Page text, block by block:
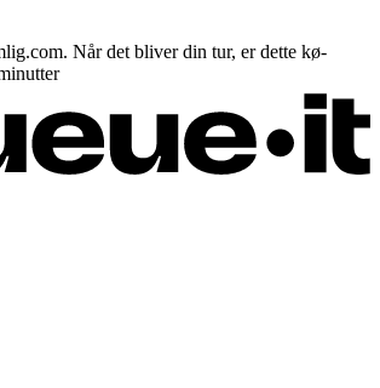
Når det bliver din tur, er dette kø-